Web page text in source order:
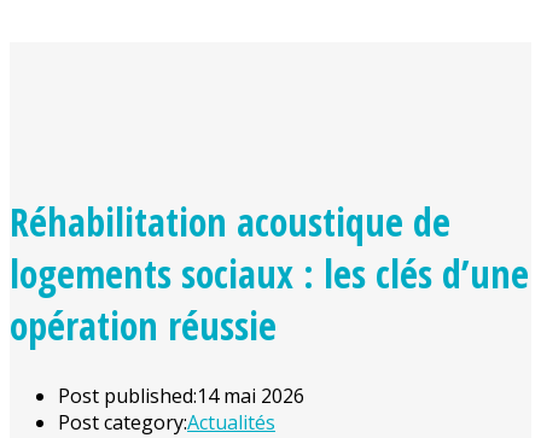
Réhabilitation acoustique de
logements sociaux : les clés d’une
opération réussie
Post published:14 mai 2026
Post category:Actualités